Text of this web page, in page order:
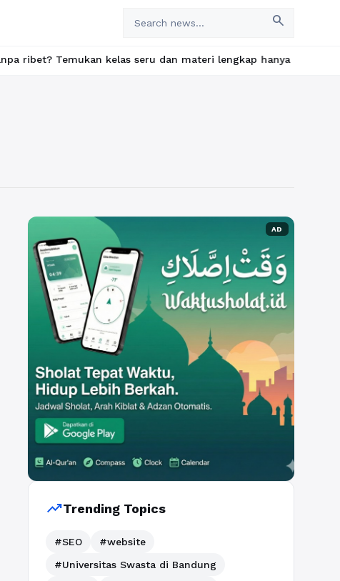
search
kelas seru dan materi lengkap hanya di
AD
trending_upTrending Topics
#SEO
#website
#Universitas Swasta di Bandung